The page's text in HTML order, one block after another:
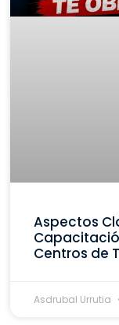
Aspectos
Centros de
Asdrubal Urrutia